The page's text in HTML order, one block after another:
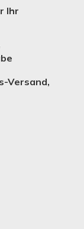
Ihr
Versand,